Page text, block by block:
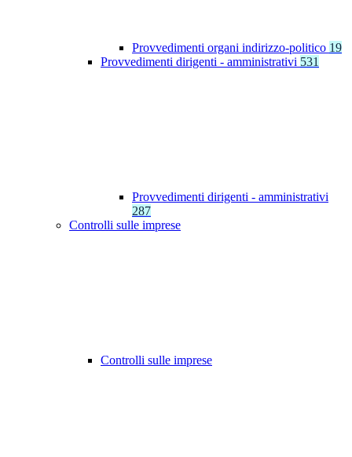
Provvedimenti organi indirizzo-politico 19
Provvedimenti dirigenti - amministrativi 531
Provvedimenti dirigenti - amministrativi
287
Controlli sulle imprese
Controlli sulle imprese